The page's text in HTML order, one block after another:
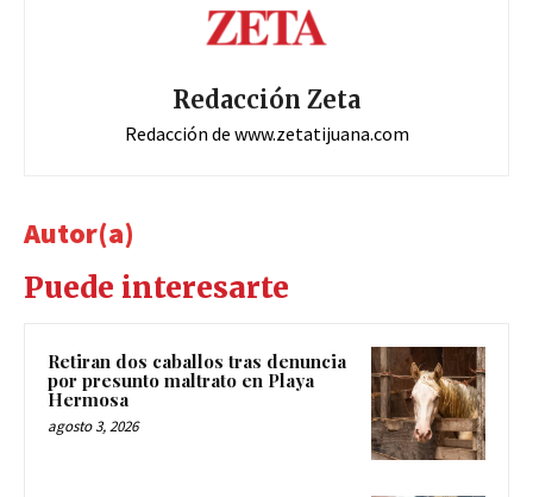
Redacción Zeta
Redacción de www.zetatijuana.com
Autor(a)
Puede interesarte
Retiran dos caballos tras denuncia
por presunto maltrato en Playa
Hermosa
agosto 3, 2026